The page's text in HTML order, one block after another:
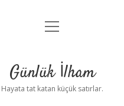
Anasayfa
Yasal Uyarı
menüyü
Günlük İlham
Hayata tat katan küçük satırlar.